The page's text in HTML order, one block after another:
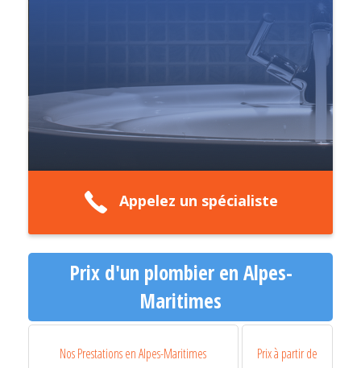
Appelez un spécialiste
Prix d'un plombier en Alpes-
Maritimes
Nos Prestations en Alpes-Maritimes Prix à partir de